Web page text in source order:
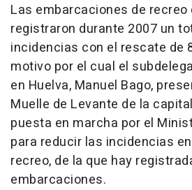
Las embarcaciones de recreo
registraron durante 2007 un
incidencias con el rescate de
motivo por el cual el
en Huelva, Manuel Bago,
Muelle de Levante de la
puesta en marcha por el
para reducir las incidencias
recreo, de la que hay
embarcaciones.